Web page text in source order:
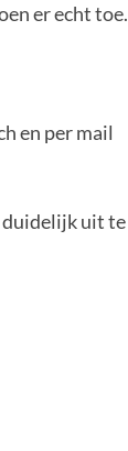
er echt toe.
en per mail
duidelijk uit te